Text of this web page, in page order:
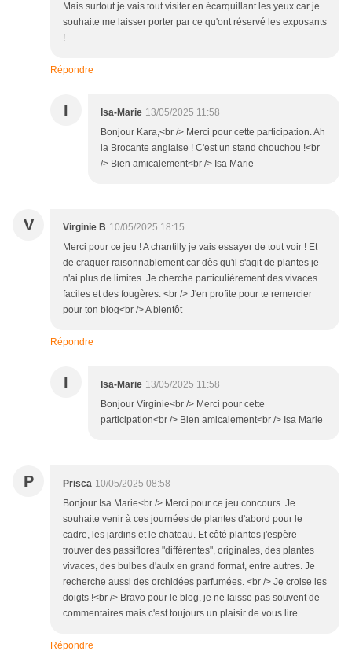
Mais surtout je vais tout visiter en écarquillant les yeux car je
souhaite me laisser porter par ce qu'ont réservé les exposants
!
Répondre
I Isa-Marie 13/05/2025 11:58
Bonjour Kara,<br /> Merci pour cette participation. Ah
la Brocante anglaise ! C'est un stand chouchou !<br
/> Bien amicalement<br /> Isa Marie
V Virginie B 10/05/2025 18:15
Merci pour ce jeu ! A chantilly je vais essayer de tout voir ! Et
de craquer raisonnablement car dès qu'il s'agit de plantes je
n'ai plus de limites. Je cherche particulièrement des vivaces
faciles et des fougères. <br /> J'en profite pour te remercier
pour ton blog<br /> A bientôt
Répondre
I Isa-Marie 13/05/2025 11:58
Bonjour Virginie<br /> Merci pour cette
participation<br /> Bien amicalement<br /> Isa Marie
P Prisca 10/05/2025 08:58
Bonjour Isa Marie<br /> Merci pour ce jeu concours. Je
souhaite venir à ces journées de plantes d'abord pour le
cadre, les jardins et le chateau. Et côté plantes j'espère
trouver des passiflores "différentes", originales, des plantes
vivaces, des bulbes d'aulx en grand format, entre autres. Je
recherche aussi des orchidées parfumées. <br /> Je croise les
doigts !<br /> Bravo pour le blog, je ne laisse pas souvent de
commentaires mais c'est toujours un plaisir de vous lire.
Répondre